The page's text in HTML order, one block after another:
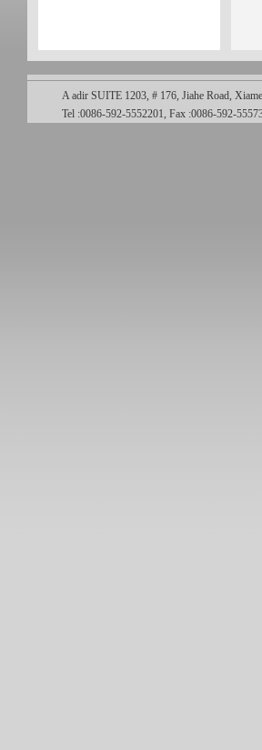
A adir SUITE 1203, # 176, Jiahe Road,
Tel :0086-592-5552201, Fax :0086-592-